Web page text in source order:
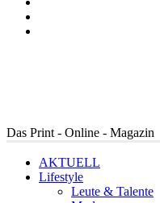
Das Print - Online - Magazin
AKTUELL
Lifestyle
Leute & Talente